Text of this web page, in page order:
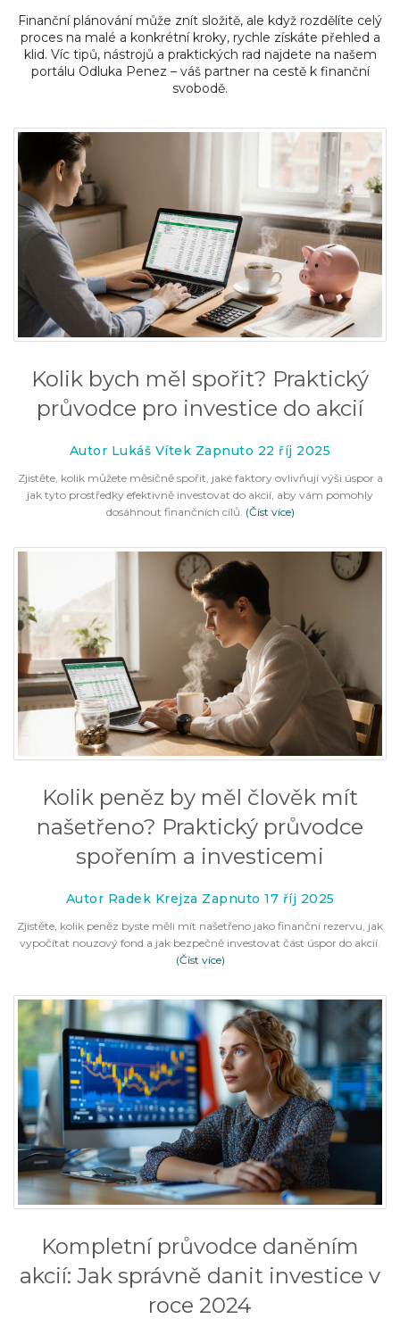
Finanční plánování může znít složitě, ale když rozdělíte celý
proces na malé a konkrétní kroky, rychle získáte přehled a
klid. Víc tipů, nástrojů a praktických rad najdete na našem
portálu Odluka Penez – váš partner na cestě k finanční
svobodě.
Kolik bych měl spořit? Praktický
průvodce pro investice do akcií
Autor Lukáš Vítek Zapnuto 22 říj 2025
Zjistěte, kolik můžete měsíčně spořit, jaké faktory ovlivňují výši úspor a
jak tyto prostředky efektivně investovat do akcií, aby vám pomohly
dosáhnout finančních cílů. (Číst více)
Kolik peněz by měl člověk mít
našetřeno? Praktický průvodce
spořením a investicemi
Autor Radek Krejza Zapnuto 17 říj 2025
Zjistěte, kolik peněz byste měli mít našetřeno jako finanční rezervu, jak
vypočítat nouzový fond a jak bezpečně investovat část úspor do akcií.
(Číst více)
Kompletní průvodce daněním
akcií: Jak správně danit investice v
roce 2024